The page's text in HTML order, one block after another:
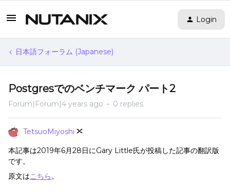
Login
日本語フォーラム (Japanese)
Postgresでのベンチマーク パート2
Forum|Forum|4 years ago 0 replies
TetsuoMiyoshi
本記事は2019年6月28日にGary Little氏が投稿した記事の翻訳版
です。
原文はこちら。